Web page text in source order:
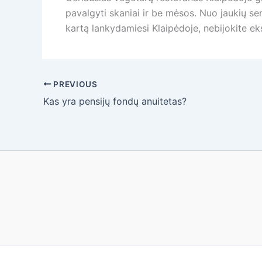
pavalgyti skaniai ir be mėsos. Nuo jaukių
kartą lankydamiesi Klaipėdoje, nebijokite
PREVIOUS
Kas yra pensijų fondų anuitetas?